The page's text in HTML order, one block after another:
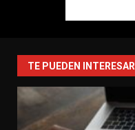
TE PUEDEN INTERESAR